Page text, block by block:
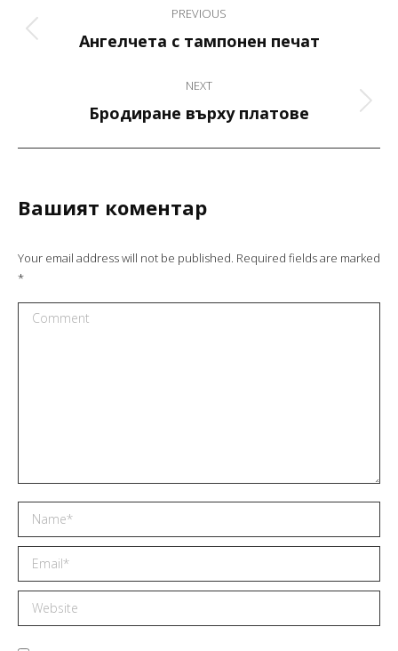
navigation
PREVIOUS
Previous
Ангелчета с тампонен печат
NEXT
Next
Бродиране върху платове
Вашият коментар
Your email address will not be published. Required fields are marked
*
Comment
Name *
Email *
Website